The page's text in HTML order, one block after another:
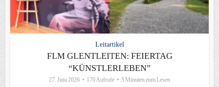
Leitartikel
FLM GLENTLEITEN: FEIERTAG
“KÜNSTLERLEBEN”
27. Juni 2026 170 Aufrufe 3 Minuten zum Lesen